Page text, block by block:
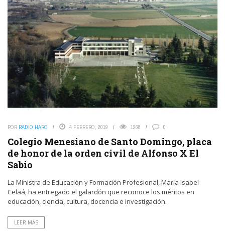
POR RADIO HARO 4 FEBRERO, 2019 1268 0
Colegio Menesiano de Santo Domingo, placa
de honor de la orden civil de Alfonso X El
Sabio
La Ministra de Educación y Formación Profesional, María Isabel
Celaá, ha entregado el galardón que reconoce los méritos en
educación, ciencia, cultura, docencia e investigación.
LEER MÁS